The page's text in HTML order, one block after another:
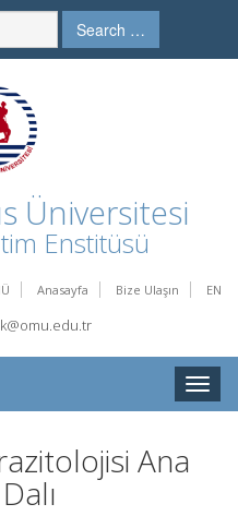
Search …
Üniversitesi
Enstitüsü
Anasayfa Bize Ulaşın EN
Toggle
Ana